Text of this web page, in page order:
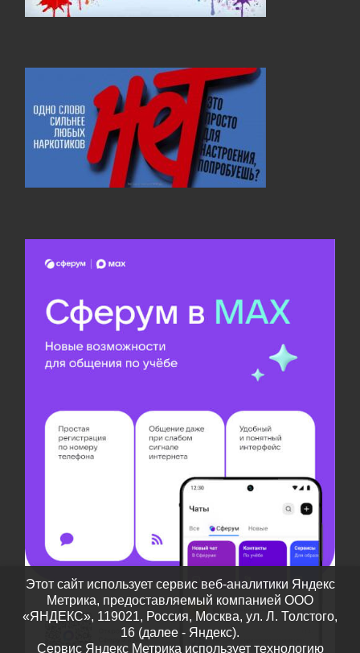
Этот сайт использует сервис веб-аналитики Яндекс
Метрика, предоставляемый компанией ООО
«ЯНДЕКС», 119021, Россия, Москва, ул. Л. Толстого,
16 (далее - Яндекс).
Сервис Яндекс Метрика использует технологию